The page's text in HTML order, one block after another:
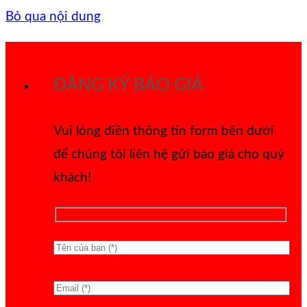
Bỏ qua nội dung
ĐĂNG KÝ BÁO GIÁ
Vui lòng điền thông tin form bên dưới
để chúng tôi liên hệ gửi báo giá cho quý
khách!